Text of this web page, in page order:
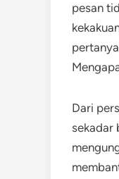
pesan
Dari
sekadar